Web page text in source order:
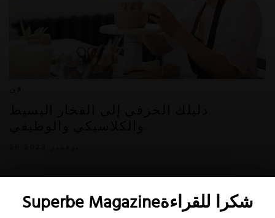
Superbe Magazineشكرا للقراءة